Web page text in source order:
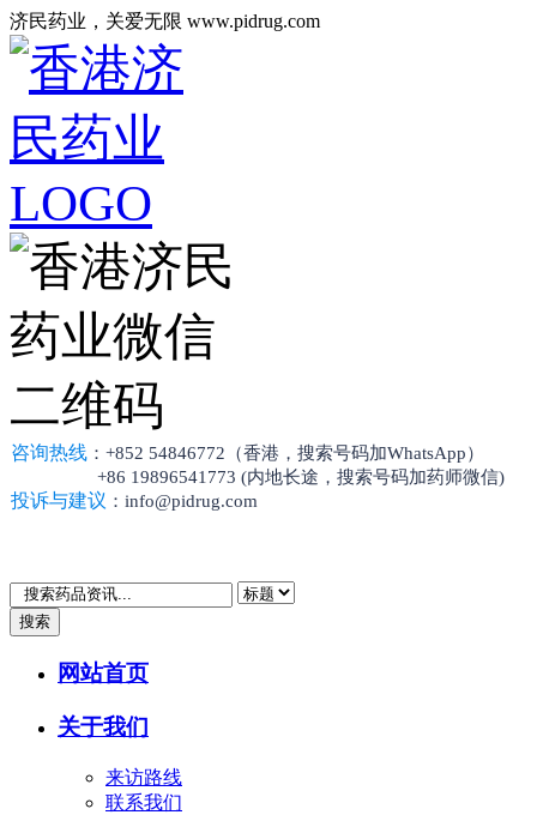
济民药业，关爱无限 www.pidrug.com
咨询热线 ：+852 54846772（香港，搜索号码加WhatsApp）
+86 19896541773 (内地长途，搜索号码加药师微信)
投诉与建议 ：info@pidrug.com
搜索
网站首页
关于我们
来访路线
联系我们